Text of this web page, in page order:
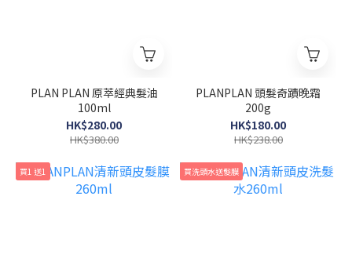
PLAN PLAN 原萃經典髮油
100ml
HK$280.00
HK$380.00
PLANPLAN 頭髮奇蹟晚霜
200g
HK$180.00
HK$238.00
買1 送1 買洗頭水送髮膜